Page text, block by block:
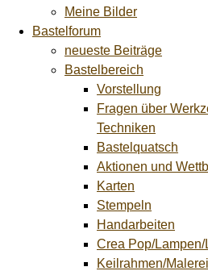
Meine Bilder
Bastelforum
neueste Beiträge
Bastelbereich
Vorstellung
Fragen über
Techniken
Bastelquatsch
Aktionen und
Karten
Stempeln
Handarbeiten
Crea Pop/Lampen/
Keilrahmen/Malerei